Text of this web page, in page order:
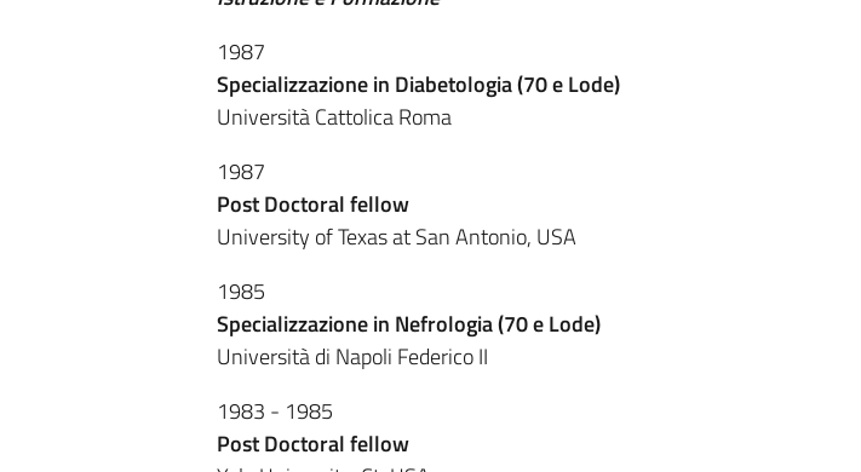
1987
Specializzazione in Diabetologia (70 e Lode)
Università Cattolica Roma
1987
Post Doctoral fellow
University of Texas at San Antonio, USA
1985
Specializzazione in Nefrologia (70 e Lode)
Università di Napoli Federico II
1983 - 1985
Post Doctoral fellow